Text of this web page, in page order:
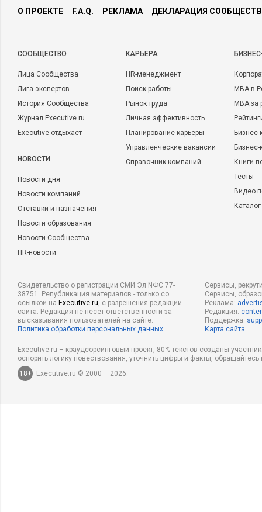
О ПРОЕКТЕ F.A.Q. РЕКЛАМА ДЕКЛАРАЦИЯ
CООБЩЕСТВО
Лица Сообщества
Лига экспертов
История Сообщества
Журнал Executive.ru
Executive отдыхает
НОВОСТИ
Новости дня
Новости компаний
Отставки и назначения
Новости образования
Новости Сообщества
HR-новости
КАРЬЕРА
HR-менеджмент
Поиск работы
Рынок труда
Личная эффективность
Планирование карьеры
Управленческие вакансии
Справочник компаний
MBA в
MBA
Бизнес-
Книги
Тесты
Видео
Свидетельство о регистрации СМИ Эл NФС 77-
38751. Републикация материалов - только со
ссылкой на Executive.ru, с разрешения редакции
сайта. Редакция не несет ответственности за
высказывания пользователей на сайте.
Политика обработки персональных данных
Сервисы,
Сервисы,
Реклама:
Редакция:
Поддержка:
Карта сайта
Executive.ru – краудсорсинговый проект, 80% текстов созданы
оспорить логику повествования, уточнить цифры и факты,
18+
Executive.ru © 2000 – 2026.